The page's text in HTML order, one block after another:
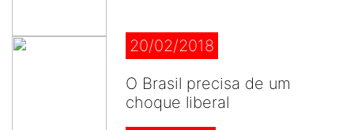
20/02/2018
O Brasil precisa de um
choque liberal